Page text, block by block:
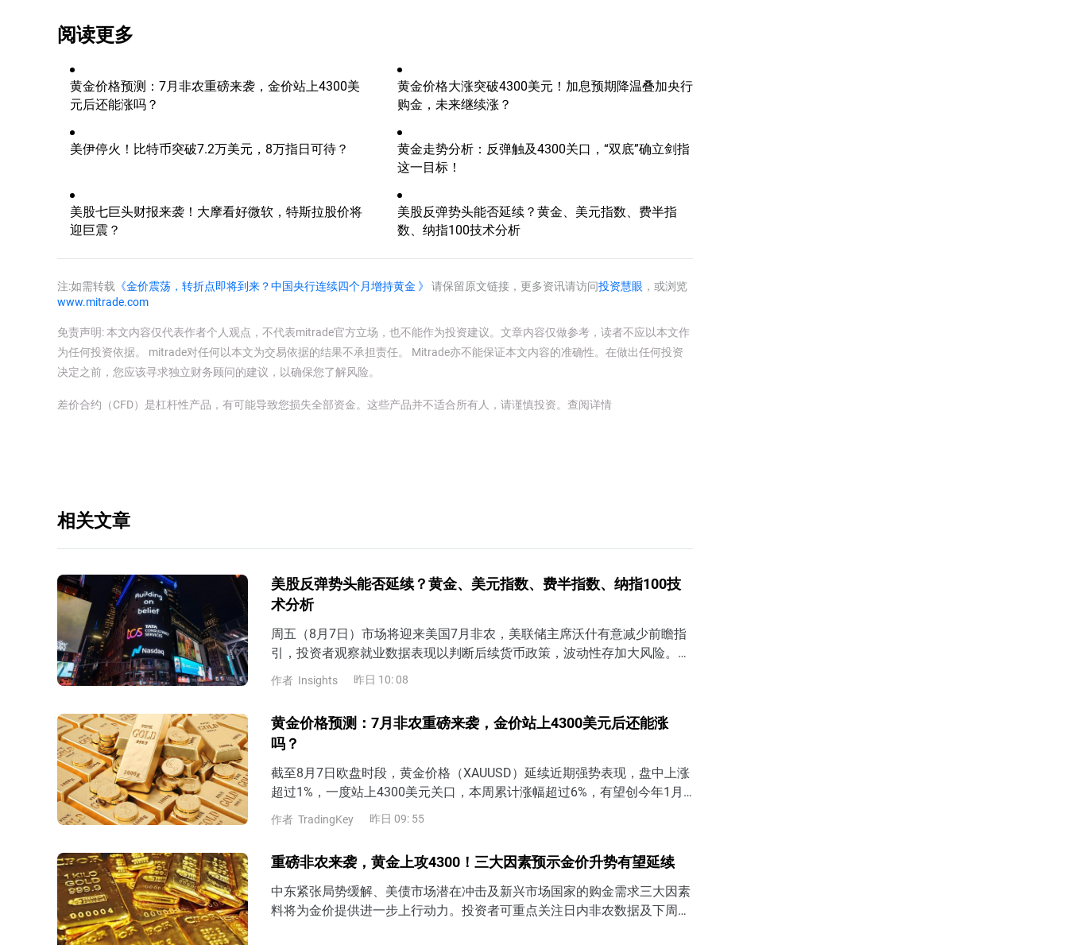
阅读更多
黄金价格预测：7月非农重磅来袭，金价站上4300美
元后还能涨吗？
黄金价格大涨突破4300美元！加息预期降温叠加央行
购金，未来继续涨？
美伊停火！比特币突破7.2万美元，8万指日可待？
黄金走势分析：反弹触及4300关口，“双底”确立剑指
这一目标！
美股七巨头财报来袭！大摩看好微软，特斯拉股价将
迎巨震？
美股反弹势头能否延续？黄金、美元指数、费半指
数、纳指100技术分析
注:如需转载 《金价震荡，转折点即将到来？中国央行连续四个月增持黄金 》 请保留原文链接，更多资讯请访问投资慧眼 ，或浏览
www.mitrade.com
免责声明: 本文内容仅代表作者个人观点，不代表mitrade官方立场，也不能作为投资建议。文章内容仅做参考，读者不应以本文作
为任何投资依据。 mitrade对任何以本文为交易依据的结果不承担责任。 Mitrade亦不能保证本文内容的准确性。在做出任何投资
决定之前，您应该寻求独立财务顾问的建议，以确保您了解风险。
差价合约（CFD）是杠杆性产品，有可能导致您损失全部资金。这些产品并不适合所有人，请谨慎投资。 查阅详情
相关文章
美股反弹势头能否延续？黄金、美元指数、费半指数、纳指100技
术分析
周五（8月7日）市场将迎来美国7月非农，美联储主席沃什有意减少前瞻指
引，投资者观察就业数据表现以判断后续货币政策，波动性存加大风险。若
7月非农表现疲软，美联储9月加息可能性将下降，但若就业、薪资显著强于
预期，那么市场或将提高9月加息概率，还可能定价美联储行动过晚（too
作者 Insights 昨日 10: 08
黄金价格预测：7月非农重磅来袭，金价站上4300美元后还能涨
吗？
截至8月7日欧盘时段，黄金价格（XAUUSD）延续近期强势表现，盘中上涨
超过1%，一度站上4300美元关口，本周累计涨幅超过6%，有望创今年1月
以来最大单周涨幅。随着美国7月非农就业数据即将公布，市场正在重新评
估美联储9月是否仍有必要加息，黄金也进入近期重要的方向选择阶段。7月
公布7月非农就业报告。从
作者 TradingKey 昨日 09: 55
重磅非农来袭，黄金上攻4300！三大因素预示金价升势有望延续
中东紧张局势缓解、美债市场潜在冲击及新兴市场国家的购金需求三大因素
料将为金价提供进一步上行动力。投资者可重点关注日内非农数据及下周的